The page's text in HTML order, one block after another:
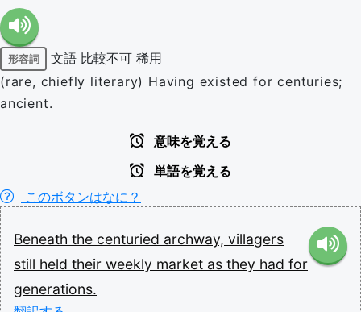
形容詞 文語 比較不可 稀用
(rare, chiefly literary) Having existed for centuries;
ancient.
意味を覚える
単語を覚える
このボタンはなに？
Beneath the centuried archway, villagers
still held their weekly market as they had for
generations.